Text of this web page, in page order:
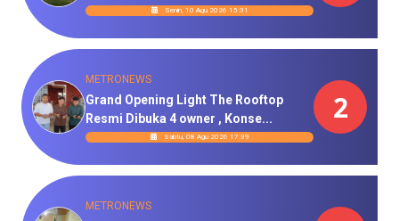
Senin, 10 Agu 2026 15:31
METRONEWS
Grand Opening Light The Rooftop
Resmi Dibuka 4 owner , Konse...
Sabtu, 08 Agu 2026 17:39
2
METRONEWS